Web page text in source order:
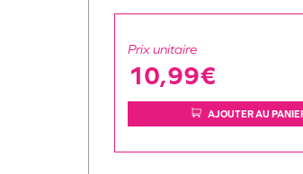
Prix unitaire
10,99€
AJOUTER AU